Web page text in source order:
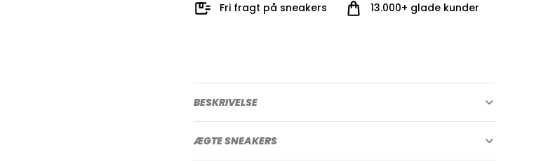
Fri fragt på sneakers
13.000+ glade kunder
BESKRIVELSE
ÆGTE SNEAKERS